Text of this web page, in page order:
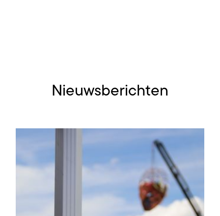
Nieuwsberichten